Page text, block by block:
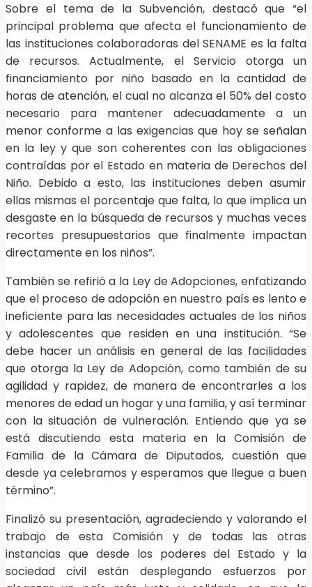
Sobre el tema de la Subvención, destacó que “el
principal problema que afecta el funcionamiento de
las instituciones colaboradoras del SENAME es la falta
de recursos. Actualmente, el Servicio otorga un
financiamiento por niño basado en la cantidad de
horas de atención, el cual no alcanza el 50% del costo
necesario para mantener adecuadamente a un
menor conforme a las exigencias que hoy se señalan
en la ley y que son coherentes con las obligaciones
contraídas por el Estado en materia de Derechos del
Niño. Debido a esto, las instituciones deben asumir
ellas mismas el porcentaje que falta, lo que implica un
desgaste en la búsqueda de recursos y muchas veces
recortes presupuestarios que finalmente impactan
directamente en los niños”.
También se refirió a la Ley de Adopciones, enfatizando
que el proceso de adopción en nuestro país es lento e
ineficiente para las necesidades actuales de los niños
y adolescentes que residen en una institución. “Se
debe hacer un análisis en general de las facilidades
que otorga la Ley de Adopción, como también de su
agilidad y rapidez, de manera de encontrarles a los
menores de edad un hogar y una familia, y así terminar
con la situación de vulneración. Entiendo que ya se
está discutiendo esta materia en la Comisión de
Familia de la Cámara de Diputados, cuestión que
desde ya celebramos y esperamos que llegue a buen
término”.
Finalizó su presentación, agradeciendo y valorando el
trabajo de esta Comisión y de todas las otras
instancias que desde los poderes del Estado y la
sociedad civil están desplegando esfuerzos por